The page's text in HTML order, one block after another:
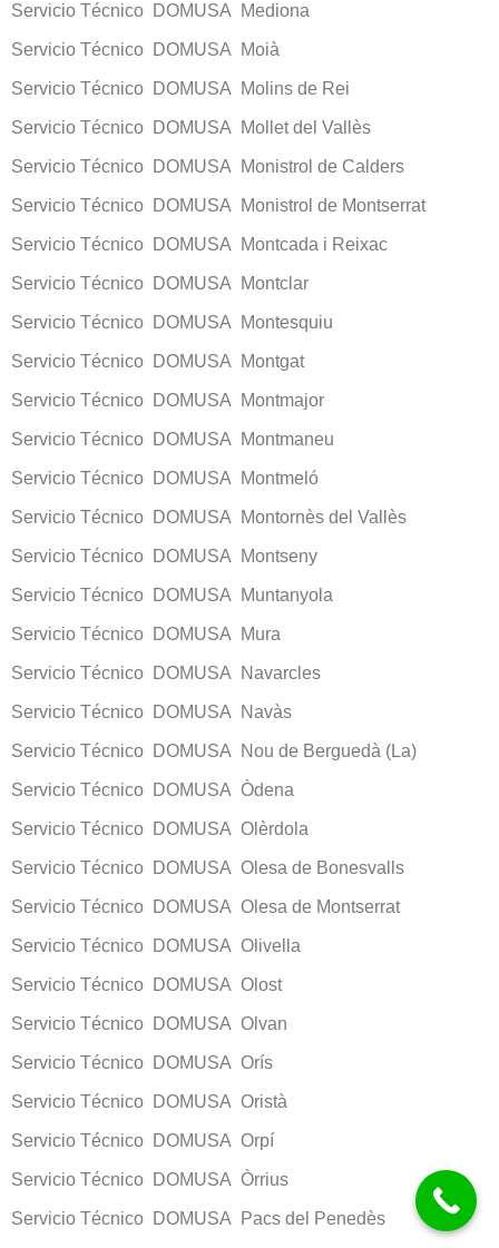
Servicio Técnico DOMUSA Mediona
Servicio Técnico DOMUSA Moià
Servicio Técnico DOMUSA Molins de Rei
Servicio Técnico DOMUSA Mollet del Vallès
Servicio Técnico DOMUSA Monistrol de Calders
Servicio Técnico DOMUSA Monistrol de Montserrat
Servicio Técnico DOMUSA Montcada i Reixac
Servicio Técnico DOMUSA Montclar
Servicio Técnico DOMUSA Montesquiu
Servicio Técnico DOMUSA Montgat
Servicio Técnico DOMUSA Montmajor
Servicio Técnico DOMUSA Montmaneu
Servicio Técnico DOMUSA Montmeló
Servicio Técnico DOMUSA Montornès del Vallès
Servicio Técnico DOMUSA Montseny
Servicio Técnico DOMUSA Muntanyola
Servicio Técnico DOMUSA Mura
Servicio Técnico DOMUSA Navarcles
Servicio Técnico DOMUSA Navàs
Servicio Técnico DOMUSA Nou de Berguedà (La)
Servicio Técnico DOMUSA Òdena
Servicio Técnico DOMUSA Olèrdola
Servicio Técnico DOMUSA Olesa de Bonesvalls
Servicio Técnico DOMUSA Olesa de Montserrat
Servicio Técnico DOMUSA Olivella
Servicio Técnico DOMUSA Olost
Servicio Técnico DOMUSA Olvan
Servicio Técnico DOMUSA Orís
Servicio Técnico DOMUSA Oristà
Servicio Técnico DOMUSA Orpí
Servicio Técnico DOMUSA Òrrius
Servicio Técnico DOMUSA Pacs del Penedès